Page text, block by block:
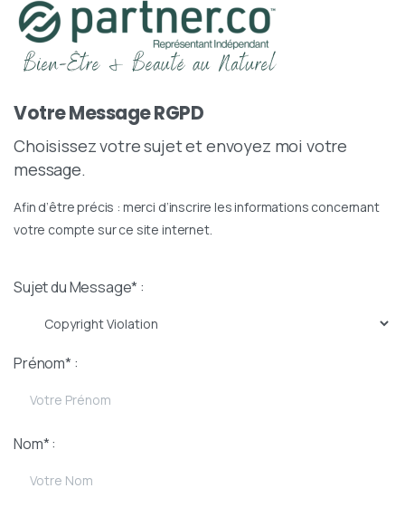
Votre Message RGPD
Choisissez votre sujet et envoyez moi votre
message.
Afin d’être précis : merci d’inscrire les informations concernant
votre compte sur ce site internet.
Sujet du Message* :
Prénom* :
Nom* :